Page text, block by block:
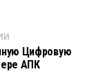
Цифровую
АПК